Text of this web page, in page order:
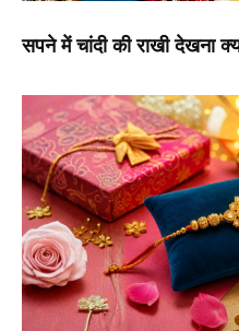
सपने में चांदी की राखी देखना